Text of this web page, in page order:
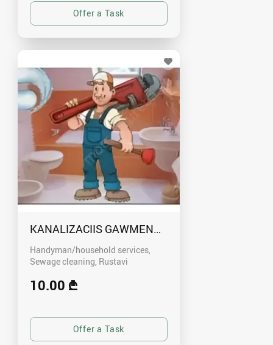
KANALIZACIIS GAWMENDA RUSTAVSHI -
Handyman/household services,
Sewage cleaning Rustavi
10.00 ₾